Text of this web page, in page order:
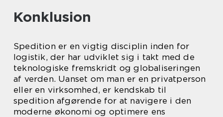
Konklusion
Spedition er en vigtig disciplin inden for
logistik, der har udviklet sig i takt med de
teknologiske fremskridt og globaliseringen
af verden. Uanset om man er en privatperson
eller en virksomhed, er kendskab til
spedition afgørende for at navigere i den
moderne økonomi og optimere ens